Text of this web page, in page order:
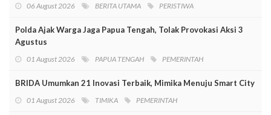
06 August 2026 BERITA UTAMA PERISTIWA
Polda Ajak Warga Jaga Papua Tengah, Tolak Provokasi Aksi 3
Agustus
01 August 2026 PAPUA TENGAH PEMERINTAH
BRIDA Umumkan 21 Inovasi Terbaik, Mimika Menuju Smart City
01 August 2026 TIMIKA PEMERINTAH